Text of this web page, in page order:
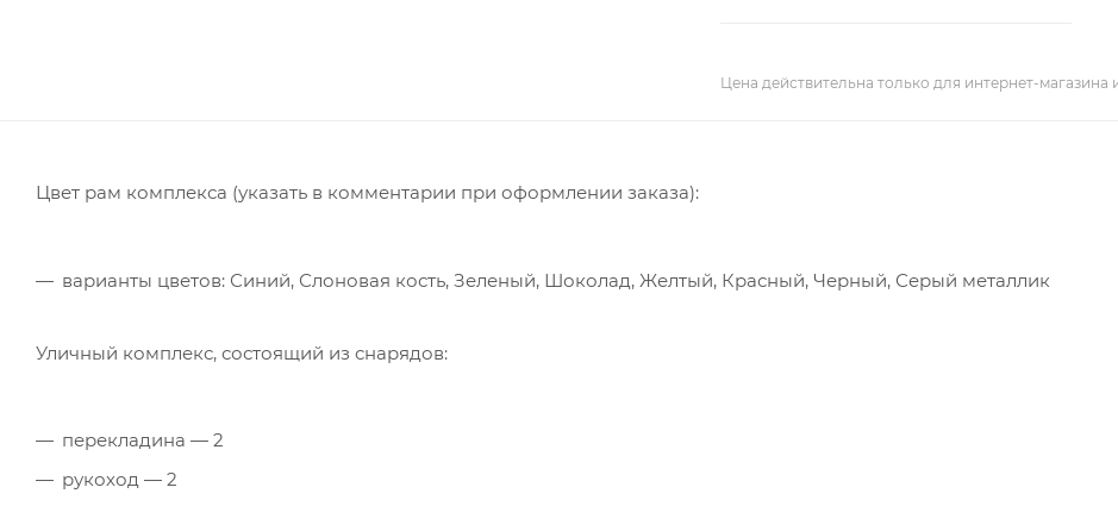
Цена действительна только для интернет-
Цвет рам комплекса (указать в комментарии при оформлении заказа):
варианты цветов: Синий, Слоновая кость, Зеленый, Шоколад, Желтый, Красный, Черный, Серый металлик
Уличный комплекс, состоящий из снарядов:
перекладина — 2
рукоход — 2